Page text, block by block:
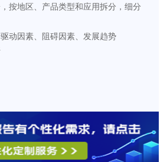
按地区、产品类型和应用拆分，细分
动因素、阻碍因素、发展趋势